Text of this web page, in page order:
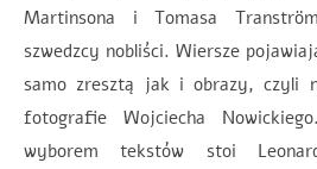
Martinsona i Tomasa
szwedzcy nobliści. Wiersze
samo zresztą jak i obrazy, czyli
fotografie Wojciecha
wyborem tekstów stoi